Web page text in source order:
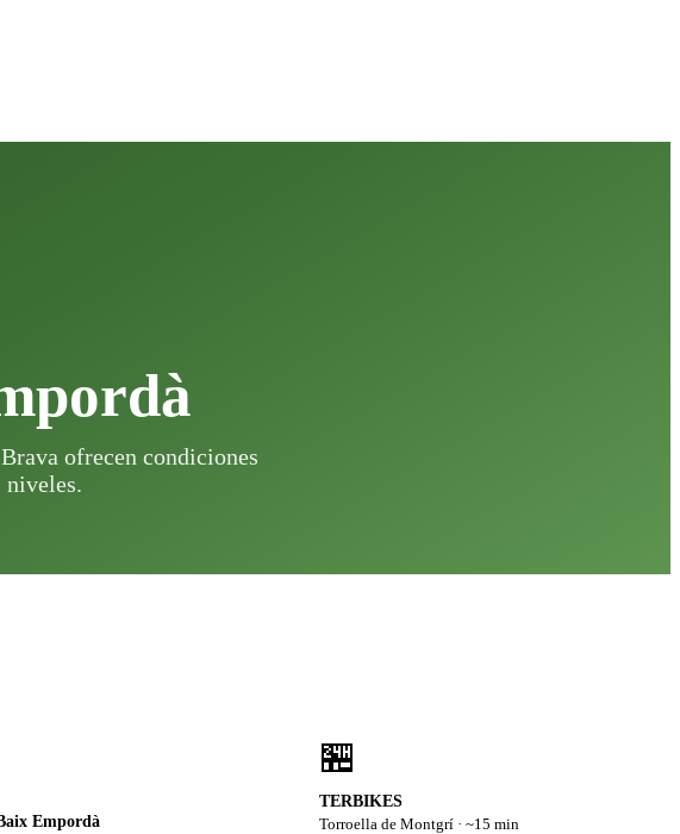
ofrecen condiciones
niveles.
Empordà
🏪
TERBIKES
Torroella de Montgrí · ~15 min